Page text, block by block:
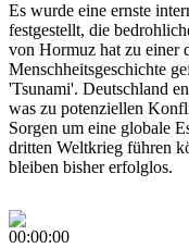
Es wurde eine ernste
festgestellt, die
von Hormuz hat zu einer
Menschheitsgeschichte
'Tsunami'. Deutschland
was zu potenziellen
Sorgen um eine globale
dritten Weltkrieg führen
bleiben bisher erfolglos.
00:00:00